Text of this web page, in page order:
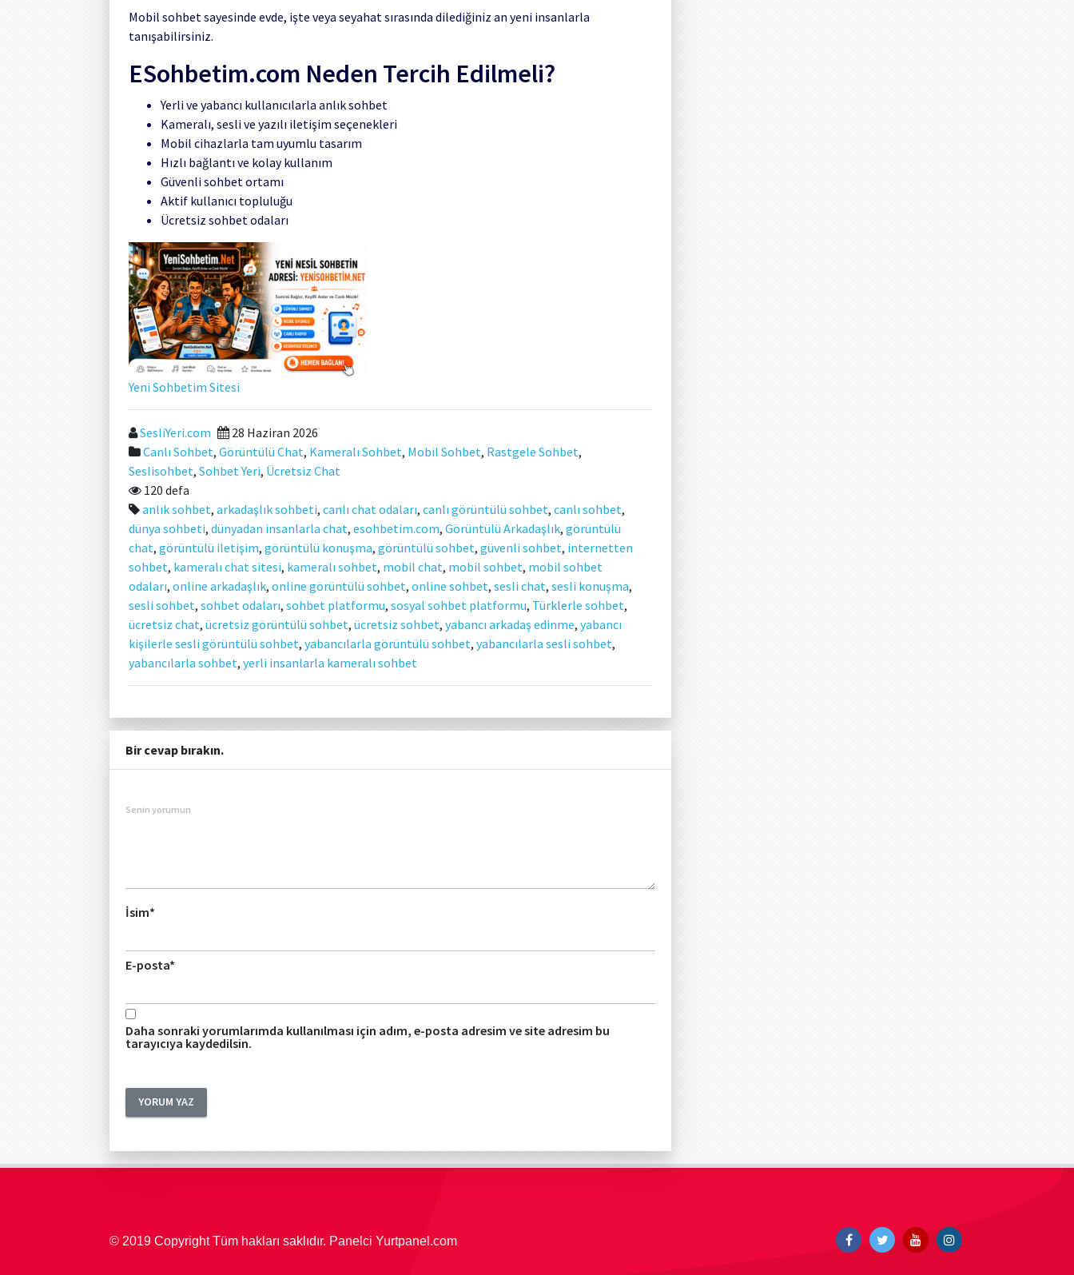
Mobil sohbet sayesinde evde, işte veya seyahat sırasında dilediğiniz an yeni insanlarla
tanışabilirsiniz.
ESohbetim.com Neden Tercih Edilmeli?
Yerli ve yabancı kullanıcılarla anlık sohbet
Kameralı, sesli ve yazılı iletişim seçenekleri
Mobil cihazlarla tam uyumlu tasarım
Hızlı bağlantı ve kolay kullanım
Güvenli sohbet ortamı
Aktif kullanıcı topluluğu
Ücretsiz sohbet odaları
Yeni Sohbetim Sitesi
SesliYeri.com
28 Haziran 2026
Canlı Sohbet, Görüntülü Chat, Kameralı Sohbet, Mobil Sohbet, Rastgele Sohbet,
Seslisohbet, Sohbet Yeri, Ücretsiz Chat
120 defa
anlık sohbet, arkadaşlık sohbeti, canlı chat odaları, canlı görüntülü sohbet, canlı sohbet,
dünya sohbeti, dünyadan insanlarla chat, esohbetim.com, Görüntülü Arkadaşlık, görüntülü
chat, görüntülü iletişim, görüntülü konuşma, görüntülü sohbet, güvenli sohbet, internetten
sohbet, kameralı chat sitesi, kameralı sohbet, mobil chat, mobil sohbet, mobil sohbet
odaları, online arkadaşlık, online görüntülü sohbet, online sohbet, sesli chat, sesli konuşma,
sesli sohbet, sohbet odaları, sohbet platformu, sosyal sohbet platformu, Türklerle sohbet,
ücretsiz chat, ücretsiz görüntülü sohbet, ücretsiz sohbet, yabancı arkadaş edinme, yabancı
kişilerle sesli görüntülü sohbet, yabancılarla görüntülü sohbet, yabancılarla sesli sohbet,
yabancılarla sohbet, yerli insanlarla kameralı sohbet
Bir cevap bırakın.
Senin yorumun
İsim*
E-posta*
Daha sonraki yorumlarımda kullanılması için adım, e-posta adresim ve site adresim bu
tarayıcıya kaydedilsin.
© 2019 Copyright Tüm hakları saklıdır. Panelci Yurtpanel.com